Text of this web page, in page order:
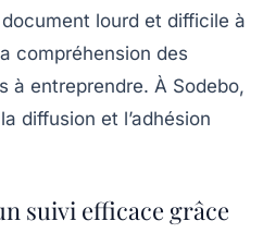
lourd et difficile à
compréhension des
à entreprendre. À Sodebo,
diffusion et l’adhésion
suivi efficace grâce